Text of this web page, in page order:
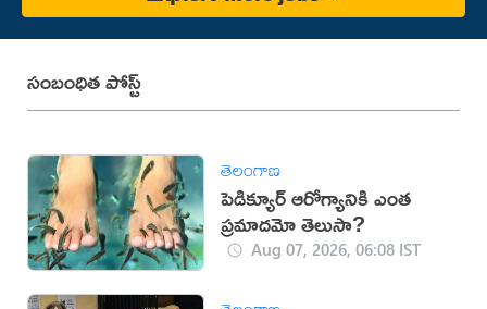
సంబంధిత పోస్ట్
తెలంగాణ
పెడిక్యూర్ ఆరోగ్యానికి ఎంత
ప్రమాదమో తెలుసా?
Aug 07, 2026, 06:08 IST